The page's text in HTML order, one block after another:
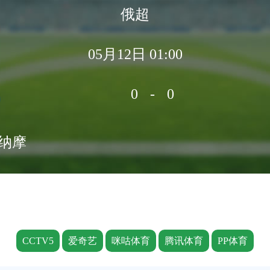
俄超
05月12日 01:00
摩
0-0
CCTV5 爱奇艺 咪咕体育 腾讯体育 PP体育